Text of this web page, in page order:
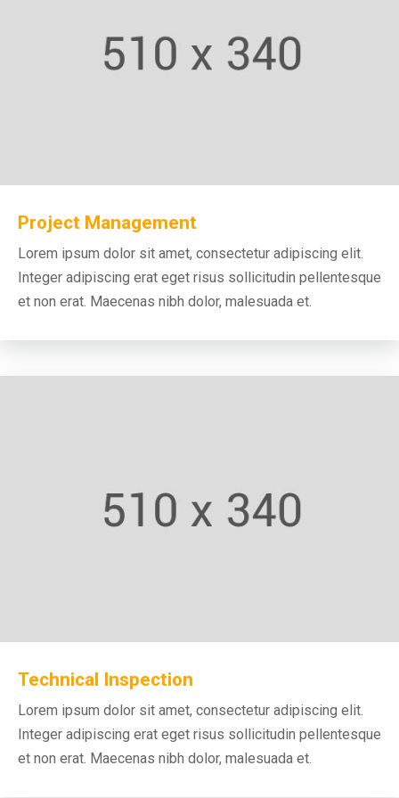
Project Management
Lorem ipsum dolor sit amet, consectetur adipiscing elit.
Integer adipiscing erat eget risus sollicitudin pellentesque
et non erat. Maecenas nibh dolor, malesuada et.
Technical Inspection
Lorem ipsum dolor sit amet, consectetur adipiscing elit.
Integer adipiscing erat eget risus sollicitudin pellentesque
et non erat. Maecenas nibh dolor, malesuada et.